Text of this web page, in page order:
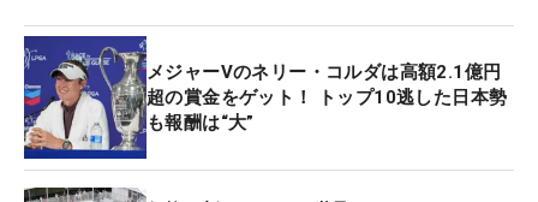
メジャーVのネリー・コルダは高額2.1億円
超の賞金をゲット！ トップ10逃した日本勢
も報酬は“大”